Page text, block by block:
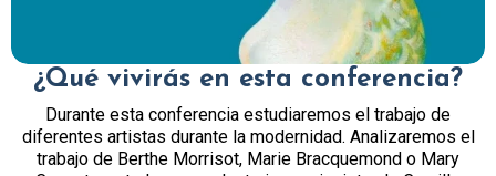
¿Qué vivirás en esta conferencia?
Durante esta conferencia estudiaremos el trabajo de
diferentes artistas durante la modernidad. Analizaremos el
trabajo de Berthe Morrisot, Marie Bracquemond o Mary